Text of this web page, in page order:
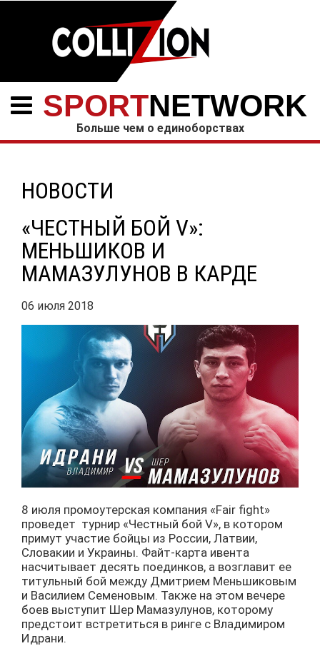
SPORTNETWORK
Больше чем о единоборствах
НОВОСТИ
«ЧЕСТНЫЙ БОЙ V»:
МЕНЬШИКОВ И
МАМАЗУЛУНОВ В КАРДЕ
06 июля 2018
8 июля промоутерская компания «Fair fight»
проведет турнир «Честный бой V», в котором
примут участие бойцы из России, Латвии,
Словакии и Украины. Файт-карта ивента
насчитывает десять поединков, а возглавит ее
титульный бой между Дмитрием Меньшиковым
и Василием Семеновым. Также на этом вечере
боев выступит Шер Мамазулунов, которому
предстоит встретиться в ринге с Владимиром
Идрани.